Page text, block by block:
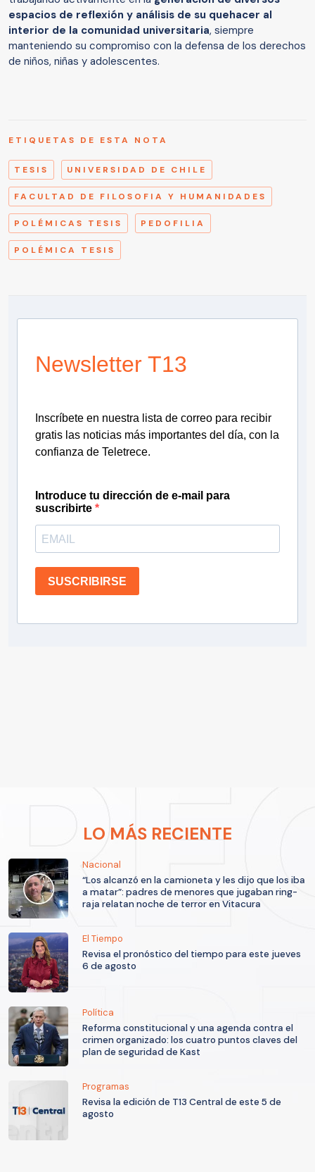
espacios de reflexión y análisis de su quehacer al
interior de la comunidad universitaria, siempre
manteniendo su compromiso con la defensa de los derechos
de niños, niñas y adolescentes.
ETIQUETAS DE ESTA NOTA
TESIS UNIVERSIDAD DE CHILE
FACULTAD DE FILOSOFIA Y HUMANIDADES
POLÉMICAS TESIS PEDOFILIA
POLÉMICA TESIS
Newsletter T13
Inscríbete en nuestra lista de correo para recibir
gratis las noticias más importantes del día, con la
confianza de Teletrece.
Introduce tu dirección de e-mail para
suscribirte
SUSCRIBIRSE
LO MÁS RECIENTE
Nacional
“Los alcanzó en la camioneta y les dijo que los iba
a matar”: padres de menores que jugaban ring-
raja relatan noche de terror en Vitacura
El Tiempo
Revisa el pronóstico del tiempo para este jueves
6 de agosto
Política
Reforma constitucional y una agenda contra el
crimen organizado: los cuatro puntos claves del
plan de seguridad de Kast
Programas
Revisa la edición de T13 Central de este 5 de
agosto